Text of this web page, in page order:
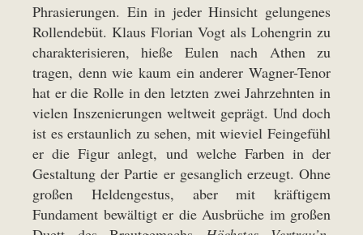
Phrasierungen. Ein in jeder Hinsicht gelungenes
Rollendebüt. Klaus Florian Vogt als Lohengrin zu
charakterisieren, hieße Eulen nach Athen zu
tragen, denn wie kaum ein anderer Wagner-Tenor
hat er die Rolle in den letzten zwei Jahrzehnten in
vielen Inszenierungen weltweit geprägt. Und doch
ist es erstaunlich zu sehen, mit wieviel Feingefühl
er die Figur anlegt, und welche Farben in der
Gestaltung der Partie er gesanglich erzeugt. Ohne
großen Heldengestus, aber mit kräftigem
Fundament bewältigt er die Ausbrüche im großen